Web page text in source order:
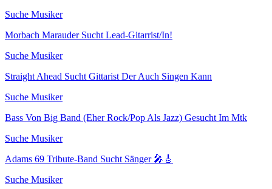
Suche Musiker
Morbach Marauder Sucht Lead-Gitarrist/In!
Suche Musiker
Straight Ahead Sucht Gittarist Der Auch Singen Kann
Suche Musiker
Bass Von Big Band (Eher Rock/Pop Als Jazz) Gesucht Im Mtk
Suche Musiker
Adams 69 Tribute-Band Sucht Sänger 🎤🎸
Suche Musiker